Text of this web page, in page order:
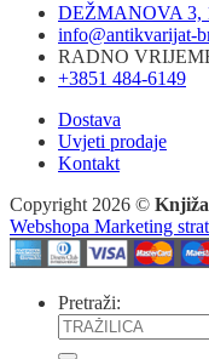
DEŽMANOVA 3,
info@antikvarijat-
RADNO
+3851 484-6149
Dostava
Uvjeti prodaje
Kontakt
Copyright 2026 ©
Webshopa Marketing
Pretraži: